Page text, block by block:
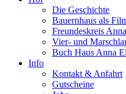
Die Geschichte
Bauernhaus als
Freundeskreis
Vier- und
Buch Haus Anna
Info
Kontakt & Anfahrt
Gutscheine